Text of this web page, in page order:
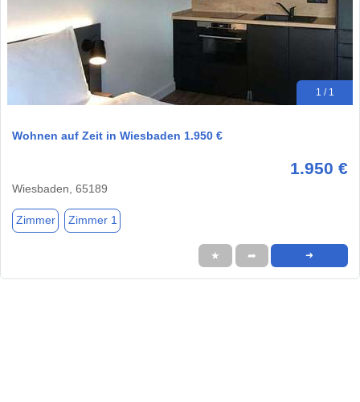
1 / 1
Wohnen auf Zeit in Wiesbaden 1.950 €
1.950 €
Wiesbaden, 65189
Zimmer Zimmer 1
★ ➦ ➜